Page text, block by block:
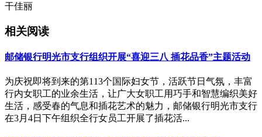
干佳丽
相关阅读
邮储银行明光市支行组织开展“喜迎三八 插花品香”主题活动
为庆祝即将到来的第113个国际妇女节，活跃节日气氛，丰富
行内女职工的业余生活，让广大女职工用巧手和智慧编织美好
生活，感受春的气息和插花艺术的魅力，邮储银行明光市支行
在3月4日下午组织全行女员工开展了插花活...